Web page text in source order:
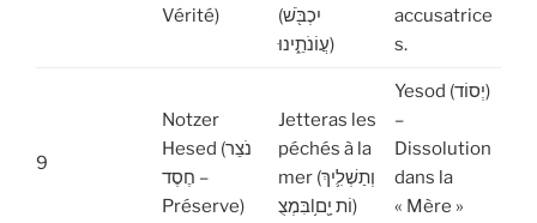
Vérité)
(יִכְבֹּ֖שׁ
עֲוֹנֹתֵ֑ינוּ)
accusatrice
s.
9
Notzer
Hesed (נֹצֵר
חֶסֶד –
Préserve)
Jetteras les
péchés à la
mer (וְתַשְׁלִ֛יךְ
בִּמְצֻl֥וֹת יָ֖ם)
Yesod (יְסוֹד)
–
Dissolution
dans la
« Mère »